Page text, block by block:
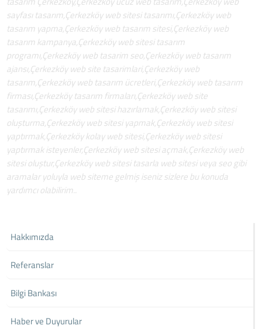
sayfası tasarım,Çerkezköy web sitesi tasarımı,Çerkezköy web
tasarım yapma,Çerkezköy web tasarım sitesi,Çerkezköy web
tasarım kampanya,Çerkezköy web sitesi tasarım
programı,Çerkezköy web tasarim seo,Çerkezköy web tasarım
ajansı,Çerkezköy web site tasarimlari,Çerkezköy web
tasarım,Çerkezköy web tasarım ücretleri,Çerkezköy web tasarım
firması,Çerkezköy tasarım firmaları,Çerkezköy web site
tasarımı,Çerkezköy web sitesi hazırlamak,Çerkezköy web sitesi
oluşturma,Çerkezköy web sitesi yapmak,Çerkezköy web sitesi
yaptırmak,Çerkezköy kolay web sitesi,Çerkezköy web sitesi
yaptırmak isteyenler,Çerkezköy web sitesi açmak,Çerkezköy web
sitesi oluştur,Çerkezköy web sitesi tasarla web sitesi veya seo gibi
aramalar yoluyla web siteme gelmiş iseniz sizlere bu konuda
yardımcı olabilirim..
Hakkımızda
Referanslar
Bilgi Bankası
Haber ve Duyurular